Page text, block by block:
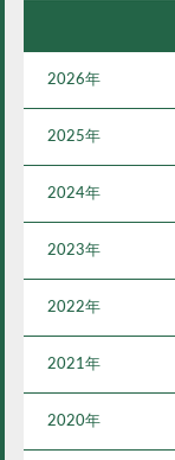
2026年
2025年
2024年
2023年
2022年
2021年
2020年